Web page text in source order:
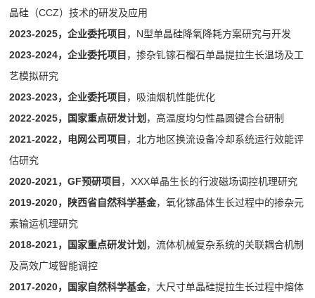
晶硅（CCZ）技术的研发及应用
2023-2025，企业委托项目 ，N型单晶硅降氧降耗方案研究与开发
2023-2024，企业委托项目 ，掺杂钆镓石榴石单晶提拉生长温场及工
艺模拟研究
2023-2023，企业委托项目 ，吸油烟机性能优化
2022-2025，国家重点研发计划 ，高温度均匀性晶圆键合台研制
2021-2022，电网公司项目 ，北方地区换流设备冷却系统运行效能评
估研究
2020-2021，GF预研项目 ，XXX单晶生长的行波磁场调控机理研究
2019-2020，陕西省自然科学基金，氧化镓晶体生长过程中的掺杂元
素输运机理研究
2018-2021，国家重点研发计划 ，流体机械复杂系统的关联耦合机制
及高效广域智能调控
2017-2020，国家自然科学基金，大尺寸单晶硅提拉生长过程中熔体